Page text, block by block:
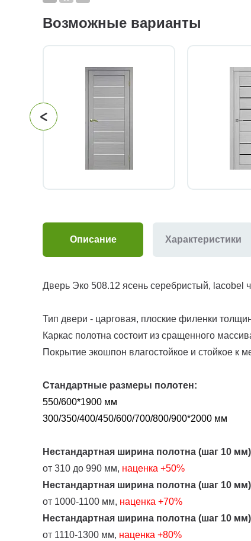
Возможные варианты
Описание Характеристики
Дверь Эко 508.12 ясень серебристый, lacobel
Тип двери - царговая, плоские филенки
Каркас полотна состоит из сращенного
Покрытие экошпон влагостойкое и стойкое к
Стандартные размеры полотен:
550/600*1900 мм
300/350/400/450/600/700/800/900*2000 мм
Нестандартная ширина полотна (шаг 10
от 310 до 990 мм, наценка +50%
Нестандартная ширина полотна (шаг 10
от 1000-1100 мм, наценка +70%
Нестандартная ширина полотна (шаг 10
от 1110-1300 мм, наценка +80%